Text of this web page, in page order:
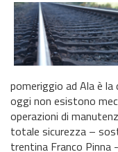
pomeriggio ad Ala è
oggi non esistono
operazioni di
totale sicurezza –
trentina Franco Pinna